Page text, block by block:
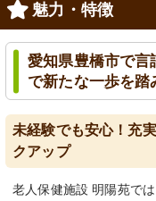
魅力・特徴
愛知県豊橋市で言
で新たな一歩を踏
未経験でも安心！充
クアップ
老人保健施設 明陽苑で